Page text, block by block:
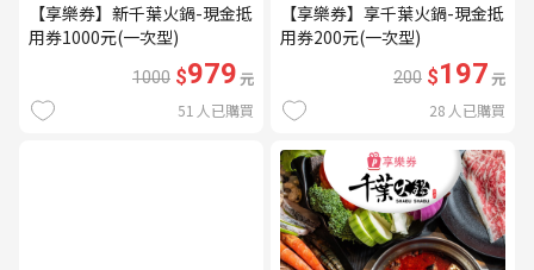
【享樂券】新千葉火鍋-現金抵
用券1000元(一次型)
1000 $979元
51 人已購買
【享樂券】享千葉火鍋-現金抵
用券200元(一次型)
200 $197元
28 人已購買